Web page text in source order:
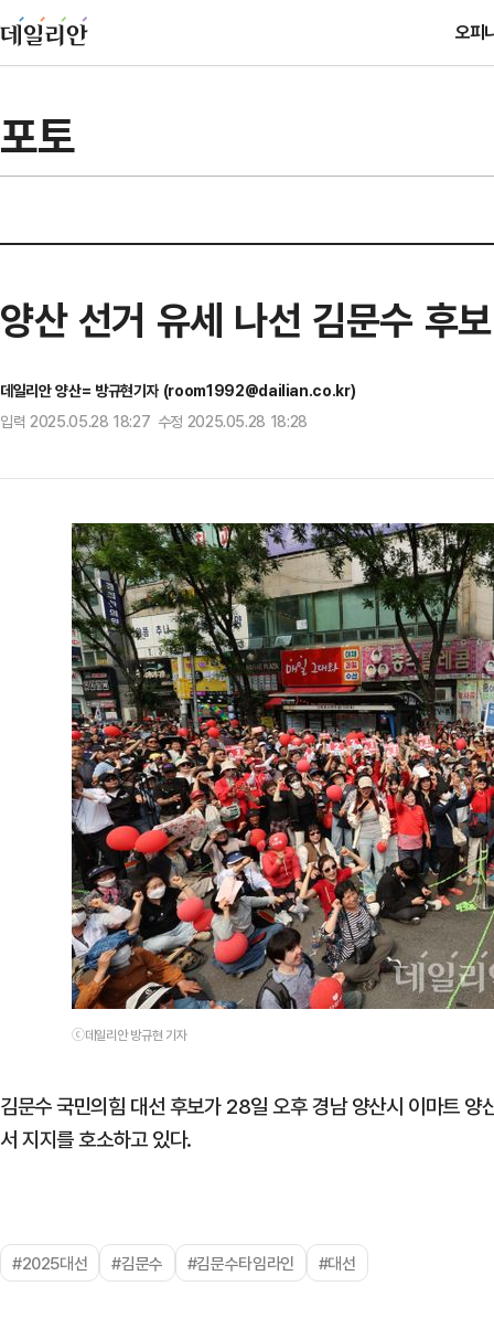
오피
포토
양산 선거 유세 나선 김문수 후보
데일리안 양산= 방규현기자 (room1992@dailian.co.kr)
입력 2025.05.28 18:27 수정 2025.05.28 18:28
ⓒ데일리안 방규현 기자
김문수 국민의힘 대선 후보가 28일 오후 경남 양산시 이마트
서 지지를 호소하고 있다.
#2025대선 #김문수 #김문수타임라인 #대선